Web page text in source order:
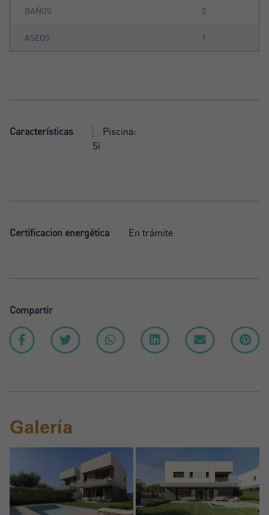
BAÑOS 2
ASEOS 1
Características
Piscina:
Si
Certificacion energética En trámite
Compartir
Galería